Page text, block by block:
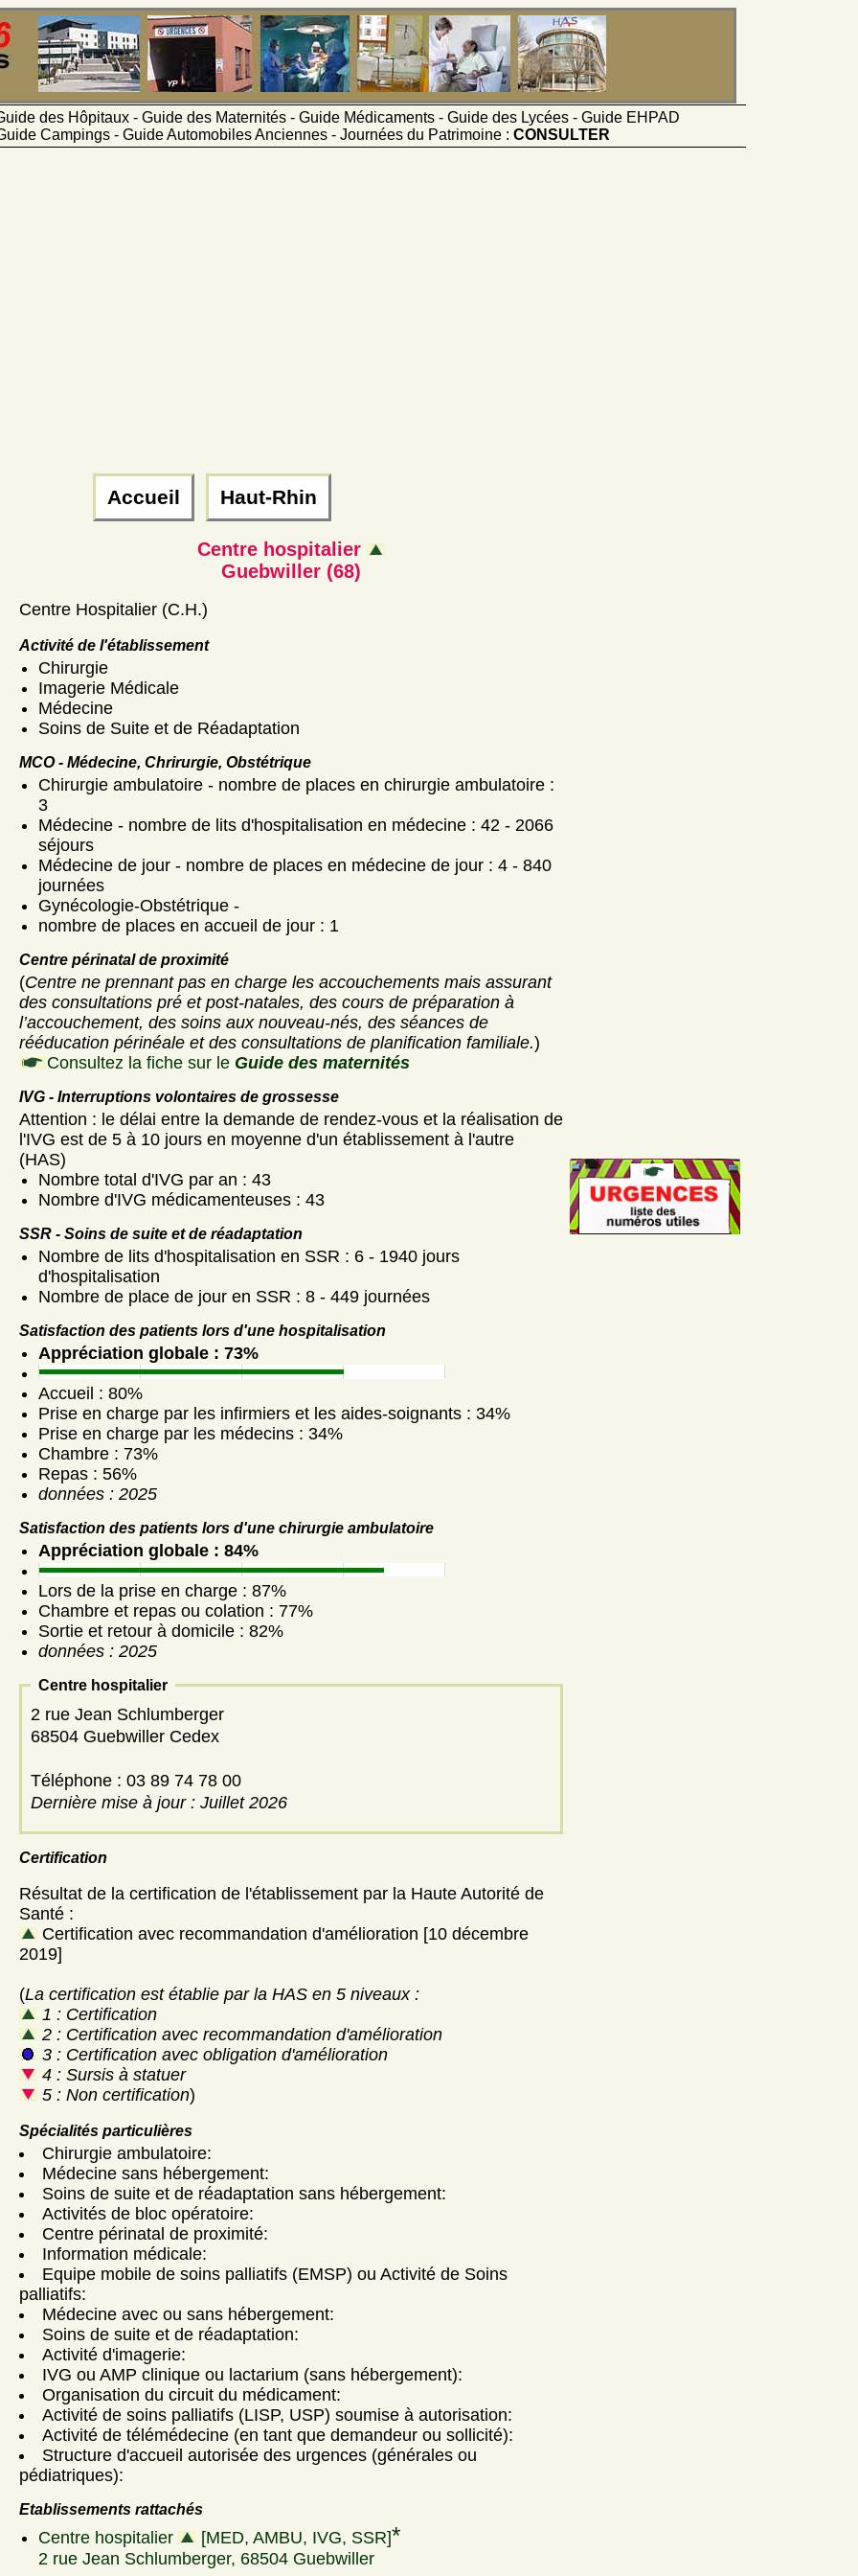
des Hôpitaux - Guide des Maternités - Guide Médicaments - Guide des Lycées - Guide EHPAD
Campings - Guide Automobiles Anciennes - Journées du Patrimoine : CONSULTER
Accueil Haut-Rhin
Centre hospitalier
Guebwiller (68)
Centre Hospitalier (C.H.)
Activité de l'établissement
Chirurgie
Imagerie Médicale
Médecine
Soins de Suite et de Réadaptation
MCO - Médecine, Chrirurgie, Obstétrique
Chirurgie ambulatoire - nombre de places en chirurgie ambulatoire :
3
Médecine - nombre de lits d'hospitalisation en médecine : 42 - 2066
séjours
Médecine de jour - nombre de places en médecine de jour : 4 - 840
journées
Gynécologie-Obstétrique -
nombre de places en accueil de jour : 1
Centre périnatal de proximité
(Centre ne prennant pas en charge les accouchements mais assurant
des consultations pré et post-natales, des cours de préparation à
l’accouchement, des soins aux nouveau-nés, des séances de
rééducation périnéale et des consultations de planification familiale.)
Consultez la fiche sur le Guide des maternités
IVG - Interruptions volontaires de grossesse
Attention : le délai entre la demande de rendez-vous et la réalisation de
l'IVG est de 5 à 10 jours en moyenne d'un établissement à l'autre
(HAS)
Nombre total d'IVG par an : 43
Nombre d'IVG médicamenteuses : 43
SSR - Soins de suite et de réadaptation
Nombre de lits d'hospitalisation en SSR : 6 - 1940 jours
d'hospitalisation
Nombre de place de jour en SSR : 8 - 449 journées
Satisfaction des patients lors d'une hospitalisation
Appréciation globale : 73%
Accueil : 80%
Prise en charge par les infirmiers et les aides-soignants : 34%
Prise en charge par les médecins : 34%
Chambre : 73%
Repas : 56%
données : 2025
Satisfaction des patients lors d'une chirurgie ambulatoire
Appréciation globale : 84%
Lors de la prise en charge : 87%
Chambre et repas ou colation : 77%
Sortie et retour à domicile : 82%
données : 2025
Centre hospitalier
2 rue Jean Schlumberger
68504 Guebwiller Cedex
Téléphone : 03 89 74 78 00
Dernière mise à jour : Juillet 2026
Certification
Résultat de la certification de l'établissement par la Haute Autorité de
Santé :
Certification avec recommandation d'amélioration [10 décembre
2019]
(La certification est établie par la HAS en 5 niveaux :
1 : Certification
2 : Certification avec recommandation d'amélioration
3 : Certification avec obligation d'amélioration
4 : Sursis à statuer
5 : Non certification)
Spécialités particulières
Chirurgie ambulatoire:
Médecine sans hébergement:
Soins de suite et de réadaptation sans hébergement:
Activités de bloc opératoire:
Centre périnatal de proximité:
Information médicale:
Equipe mobile de soins palliatifs (EMSP) ou Activité de Soins
palliatifs:
Médecine avec ou sans hébergement:
Soins de suite et de réadaptation:
Activité d'imagerie:
IVG ou AMP clinique ou lactarium (sans hébergement):
Organisation du circuit du médicament:
Activité de soins palliatifs (LISP, USP) soumise à autorisation:
Activité de télémédecine (en tant que demandeur ou sollicité):
Structure d'accueil autorisée des urgences (générales ou
pédiatriques):
Etablissements rattachés
Centre hospitalier [MED, AMBU, IVG, SSR]*
2 rue Jean Schlumberger, 68504 Guebwiller